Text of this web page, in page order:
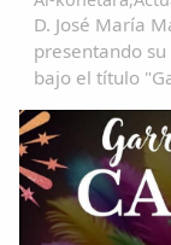
D. José María
presentando
bajo el título
aproximación